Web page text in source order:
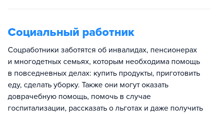
Социальный работник
Соцработники заботятся об инвалидах, пенсионерах
и многодетных семьях, которым необходима помощь
в повседневных делах: купить продукты, приготовить
еду, сделать уборку. Также они могут оказать
доврачебную помощь, помочь в случае
госпитализации, рассказать о льготах и даже получить